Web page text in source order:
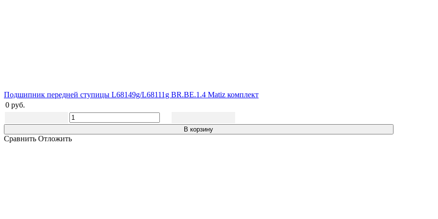
Подшипник передней ступицы L68149g/L68111g BR.BE.1.4 Matiz комплект
0 руб.
В корзину
Сравнить Отложить